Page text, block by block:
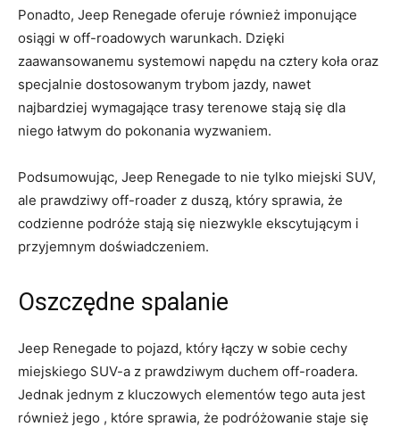
Ponadto, ​Jeep Renegade oferuje również imponujące⁣
osiągi w off-roadowych warunkach. Dzięki
zaawansowanemu systemowi napędu na‍ cztery koła oraz
specjalnie dostosowanym trybom jazdy, nawet
najbardziej wymagające trasy terenowe stają się dla
niego⁤ łatwym do pokonania wyzwaniem.
Podsumowując, Jeep Renegade to nie tylko miejski SUV,
ale‌ prawdziwy off-roader z duszą, który sprawia, że
codzienne podróże stają się niezwykle ekscytującym i
przyjemnym doświadczeniem.
Oszczędne spalanie
Jeep Renegade to pojazd,⁤ który łączy w sobie cechy
miejskiego SUV-a ‌z prawdziwym duchem off-roadera.⁤
Jednak jednym z⁣ kluczowych elementów tego auta jest
również jego , które sprawia, że podróżowanie staje się